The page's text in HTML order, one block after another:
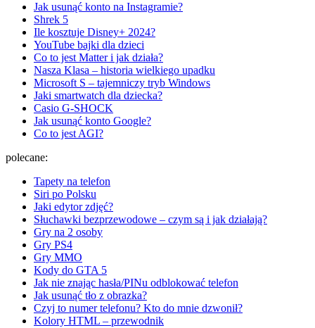
Jak usunąć konto na Instagramie?
Shrek 5
Ile kosztuje Disney+ 2024?
YouTube bajki dla dzieci
Co to jest Matter i jak działa?
Nasza Klasa – historia wielkiego upadku
Microsoft S – tajemniczy tryb Windows
Jaki smartwatch dla dziecka?
Casio G-SHOCK
Jak usunąć konto Google?
Co to jest AGI?
polecane:
Tapety na telefon
Siri po Polsku
Jaki edytor zdjęć?
Słuchawki bezprzewodowe – czym są i jak działają?
Gry na 2 osoby
Gry PS4
Gry MMO
Kody do GTA 5
Jak nie znając hasła/PINu odblokować telefon
Jak usunąć tło z obrazka?
Czyj to numer telefonu? Kto do mnie dzwonił?
Kolory HTML – przewodnik